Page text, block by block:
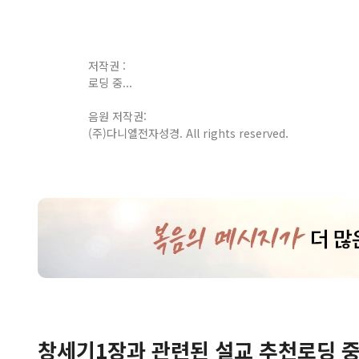
저작권 :
로딩 중...
음원 저작권:
(주)다니엘전자성경. All rights reserved.
창세기1장과 관련된 설교 추천로딩